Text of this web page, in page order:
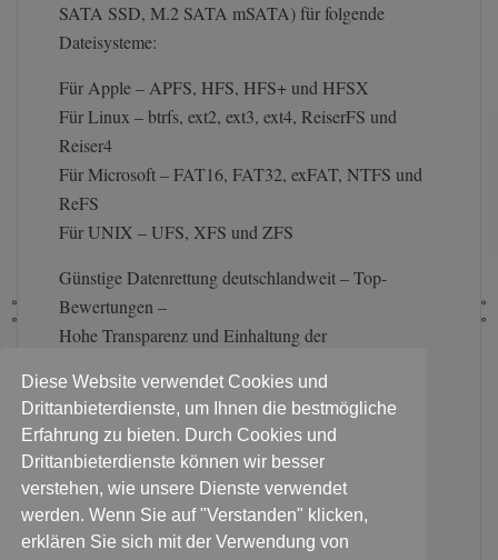
SATA SSD, M.2 SATA mSATA) für folgende
Dateisysteme:
Für Apple – APFS, HFS, HFS+ und HFSX
Für Linux – btrfs, ext2, ext3, ext4, ReiserFS und
Reiser4
Für Microsoft – FAT16, FAT32, exFAT, NTFS und
ReFS
Für UNIX – UFS, XFS und ZFS
Günstige Datenrettung deutschlandweit – Top-
Bewertungen –
Hohe Transparenz und Einhaltung der
Laptop Datenrettung bietet Ihnen zunächst eine
kostenfreie Diagnose an.
Auf Basis der Diagnose erhalten Sie eine Prognose
zur Datenrettung und den Kosten.
Bitte Termin vereinbaren, falls Sie persönlich die
Datenträger abgeben wollen.
Diese Website verwendet Cookies und
Drittanbieterdienste, um Ihnen die bestmögliche
Erfahrung zu bieten. Durch Cookies und
Drittanbieterdienste können wir besser
verstehen, wie unsere Dienste verwendet
werden. Wenn Sie auf "Verstanden" klicken,
erklären Sie sich mit der Verwendung von